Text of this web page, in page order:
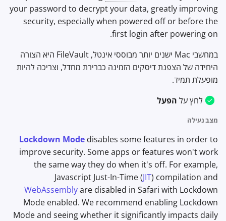
your password to decrypt your data, greatly improving
security, especially when powered off or before the
first login after powering on.
במחשבי Mac ישנים יותר מבוססי אינטל, FileVault היא הצורה
היחידה של הצפנת דיסקים הזמינה כברירת מחדל, וצריכה להיות
מופעלת תמיד.
לחץ על הפעל
מצב נעילה
Lockdown Mode disables some features in order to
improve security. Some apps or features won't work
the same way they do when it's off. For example,
Javascript Just-In-Time (JIT) compilation and
WebAssemblyare disabled in Safari with Lockdown
Mode enabled. We recommend enabling Lockdown
Mode and seeing whether it significantly impacts daily